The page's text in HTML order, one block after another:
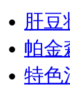
肝豆
帕金
特色